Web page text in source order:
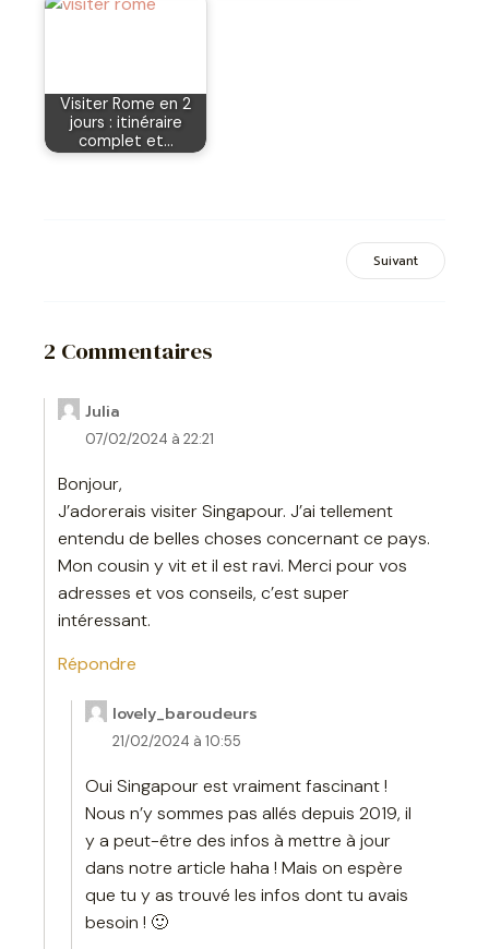
Visiter Rome en 2
jours : itinéraire
complet et…
Suivant
2 Commentaires
Julia
07/02/2024 à 22:21
Bonjour,
J’adorerais visiter Singapour. J’ai tellement
entendu de belles choses concernant ce pays.
Mon cousin y vit et il est ravi. Merci pour vos
adresses et vos conseils, c’est super
intéressant.
Répondre
lovely_baroudeurs
21/02/2024 à 10:55
Oui Singapour est vraiment fascinant !
Nous n’y sommes pas allés depuis 2019, il
y a peut-être des infos à mettre à jour
dans notre article haha ! Mais on espère
que tu y as trouvé les infos dont tu avais
besoin ! 🙂